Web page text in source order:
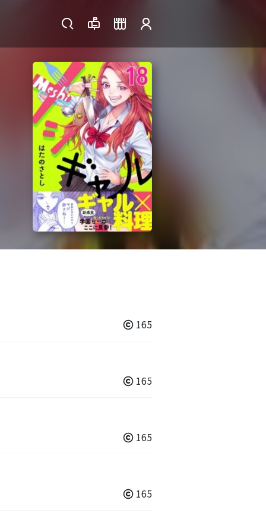
165
165
165
165